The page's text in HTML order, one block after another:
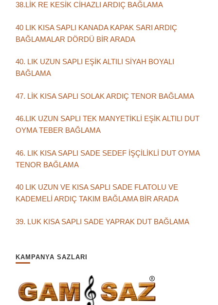
38.LİK RE KESİK CİHAZLI ARDIÇ BAĞLAMA
40 LIK KISA SAPLI KANADA KAPAK SARI ARDIÇ
BAĞLAMALAR DÖRDÜ BİR ARADA
40. LIK UZUN SAPLI EŞİK ALTILI SİYAH BOYALI
BAĞLAMA
47. LİK KISA SAPLI SOLAK ARDIÇ TENOR BAĞLAMA
46.LIK UZUN SAPLI TEK MANYETİKLİ EŞİK ALTILI DUT
OYMA TEBER BAĞLAMA
46. LIK KISA SAPLI SADE SEDEF İŞÇİLİKLİ DUT OYMA
TENOR BAĞLAMA
40 LIK UZUN VE KISA SAPLI SADE FLATOLU VE
KADEMELİ ARDIÇ TAKIM BAĞLAMA BİR ARADA
39. LUK KISA SAPLI SADE YAPRAK DUT BAĞLAMA
KAMPANYA SAZLARI